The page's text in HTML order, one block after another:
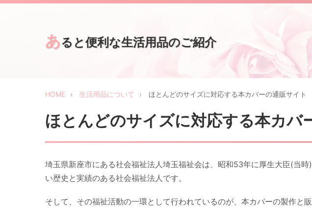
あると便利な生活用品のご紹介
HOME 生活用品について ほとんどのサイズに対応する本カバーの通販サイト
ほとんどのサイズに対応する本カバ
埼玉県新座市にある社会福祉法人埼玉福祉会は、昭和53年に厚生大臣(当
い歴史と実績のある社会福祉法人です。
そして、その福祉活動の一環として行われているのが、本カバーの製作と販